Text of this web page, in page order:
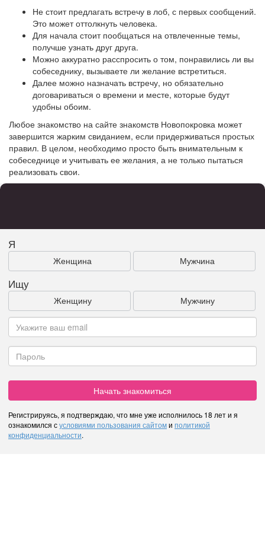
Не стоит предлагать встречу в лоб, с первых сообщений.
Это может оттолкнуть человека.
Для начала стоит пообщаться на отвлеченные темы,
получше узнать друг друга.
Можно аккуратно расспросить о том, понравились ли вы
собеседнику, вызываете ли желание встретиться.
Далее можно назначать встречу, но обязательно
договариваться о времени и месте, которые будут
удобны обоим.
Любое знакомство на сайте знакомств Новопокровка может
завершится жарким свиданием, если придерживаться простых
правил. В целом, необходимо просто быть внимательным к
собеседнице и учитывать ее желания, а не только пытаться
реализовать свои.
Я
Женщина Мужчина
Ищу
Женщину Мужчину
Начать знакомиться
Регистрируясь, я подтверждаю, что мне уже исполнилось 18 лет и я
ознакомился сусловиями пользования сайтоми политикой
конфиденциальности.